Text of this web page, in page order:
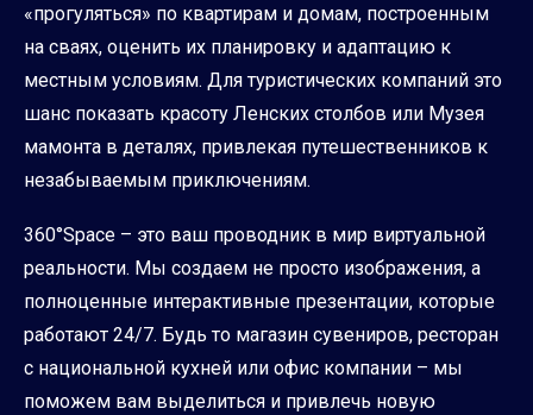
«прогуляться» по квартирам и домам, построенным
на сваях, оценить их планировку и адаптацию к
местным условиям. Для туристических компаний это
шанс показать красоту Ленских столбов или Музея
мамонта в деталях, привлекая путешественников к
незабываемым приключениям.
360°Space – это ваш проводник в мир виртуальной
реальности. Мы создаем не просто изображения, а
полноценные интерактивные презентации, которые
работают 24/7. Будь то магазин сувениров, ресторан
с национальной кухней или офис компании – мы
поможем вам выделиться и привлечь новую